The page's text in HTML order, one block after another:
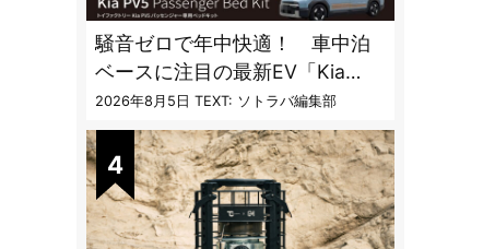
騒音ゼロで年中快適！ 車中泊
ベースに注目の最新EV「Kia
PV5」専用ベッドキット登場
2026年8月5日 TEXT: ソトラバ編集部